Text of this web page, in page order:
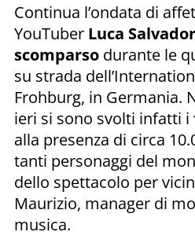
Continua l’ondata di
YouTuber Luca
scomparso durante le
su strada
Frohburg, in Germania.
ieri si sono svolti infatti i
alla presenza di circa
tanti personaggi del
dello spettacolo per
Maurizio, manager di
musica.